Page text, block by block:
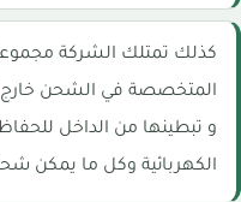
كذلك تمتلك الشركة
المتخصصة في الشحن خارج
و تبطينها من الداخل
الكهربائية وكل ما يمكن